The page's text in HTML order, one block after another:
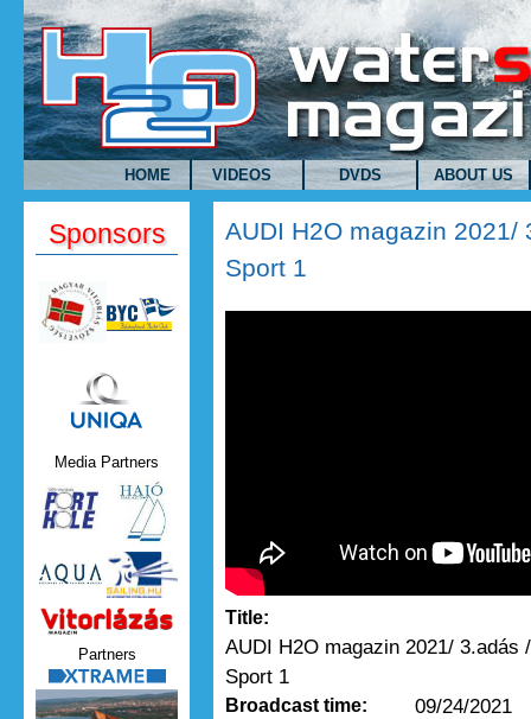
Skip to main content
HOME VIDEOS DVDS ABOUT US
AUDI H2O magazin
Sport 1
Title:
AUDI H2O magazin 2021/ 3.adás
Sport 1
Broadcast time: 09/24/2021
Sponsors
Uniqa.png
Media Partners
Vitorlazas_magazin.jpg
Partners
xtrame.png